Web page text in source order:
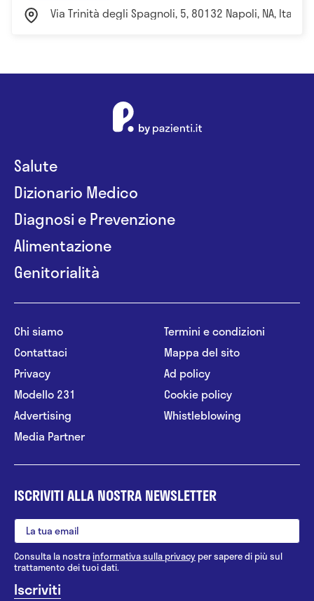
Via Trinità degli Spagnoli, 5, 80132 Napoli, NA, Italia
Salute
Dizionario Medico
Diagnosi e Prevenzione
Alimentazione
Genitorialità
Chi siamo
Contattaci
Privacy
Modello 231
Advertising
Media Partner
Termini e condizioni
Mappa del sito
Ad policy
Cookie policy
Whistleblowing
ISCRIVITI ALLA NOSTRA NEWSLETTER
Consulta la nostrainformativa sulla privacy per sapere di più sul
trattamento dei tuoi dati.